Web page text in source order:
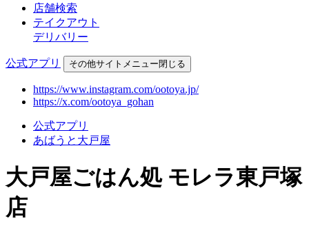
店舗検索
テイクアウト
デリバリー
公式アプリ その他サイトメニュー閉じる
https://www.instagram.com/ootoya.jp/
https://x.com/ootoya_gohan
公式アプリ
あばうと大戸屋
大戸屋ごはん処 モレラ東戸塚
店